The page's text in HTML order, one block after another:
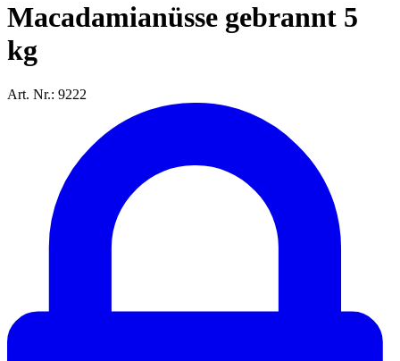
Macadamianüsse gebrannt 5
kg
Art. Nr.: 9222